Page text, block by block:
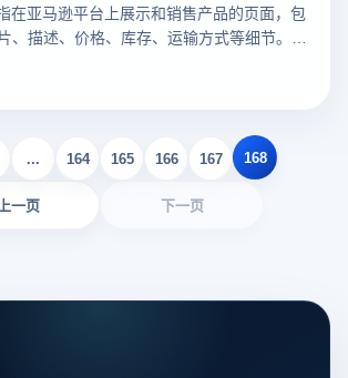
在亚马逊平台上展示和销售产品的页面，包
、描述、价格、库存、运输方式等细节。一
可以吸引更多的潜在买家，增加销量。以
器关于亚马逊Listing包括什么？如何撰写？
一页
... 164 165 166 167 168
下一页